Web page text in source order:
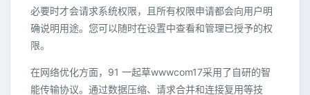
必要时才会请求系统权限，且所有权限申请都会向用户明
确说明用途。您可以随时在设置中查看和管理已授予的权
限。
在网络优化方面，91 一起草wwwcom17采用了自研的智
能传输协议。通过数据压缩、请求合并和连接复用等技